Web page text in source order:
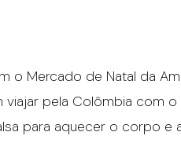
o Mercado de Natal da
viajar pela Colômbia com
para aquecer o corpo e